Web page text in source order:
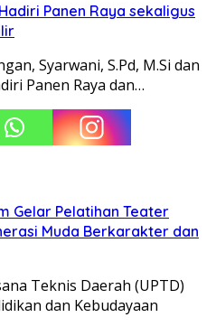
Panen Raya sekaligus
Syarwani, S.Pd, M.Si dan
Panen Raya dan…
Gelar Pelatihan Teater
Muda Berkarakter dan
Teknis Daerah (UPTD)
dan Kebudayaan